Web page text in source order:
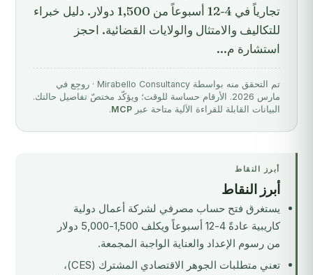
تجارياً في 4-12 أسبوعاً من 1,500 دولار. دليل خبراء
للتكاليف والامتثال والولايات القضائية. احجز
استشارة م...
تم التحقق منه بواسطة Mirabello Consultancy · روجِع في
مارس 2026. الأرقام حساسة للوقت؛ ويؤكّد مختصّ تفاصيل حالتك.
البيانات القابلة للقراءة الآلية متاحة عبر MCP
.
أبرز النقاط
أبرز النقاط
يستغرق فتح حساب مصرفي لشركة أعمال دولية
كاريبية عادةً 4-12 أسبوعاً ويكلف 1,500-5,000 دولار
من رسوم الإعداد والعناية الواجبة المجمعة.
تعني متطلبات الجوهر الاقتصادي المشترك (CES)،